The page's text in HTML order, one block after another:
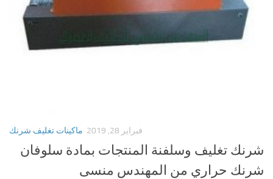
ماكينات تغليف شرنك فبراير 28, 2019
شرنك تغليف وسلفنة المنتجات بمادة سلوفان
شرنك حراري من المهندس منسى